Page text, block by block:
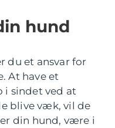
hund
du et ansvar for
At have et
i sindet ved at
blive væk, vil de
din hund, være i